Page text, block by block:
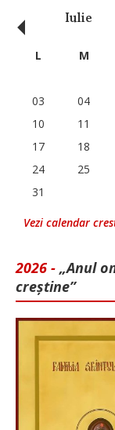
Iulie
‹ L M
03
04
10
11
17
18
24
25
31
Vezi calendar
2026 - „Anul
creștine”